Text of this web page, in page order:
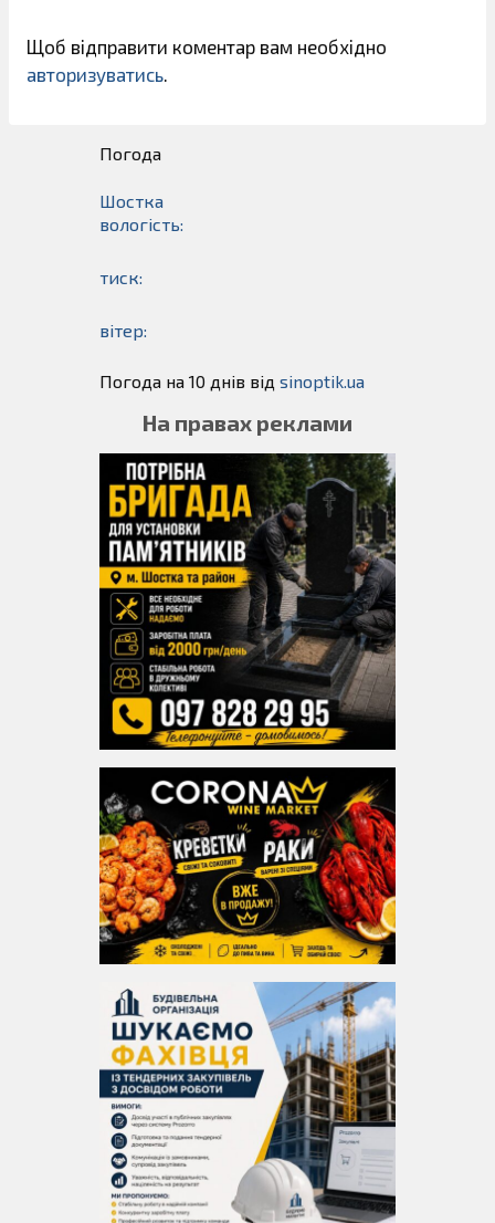
Щоб відправити коментар вам необхідно
авторизуватись
Погода
Шостка
вологість:
тиск:
вітер:
Погода на 10 днів від sinoptik.ua
На правах реклами